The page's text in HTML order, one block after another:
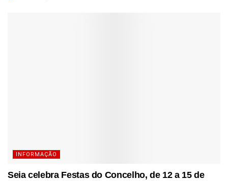
INFORMAÇÃO
Seia celebra Festas do Concelho, de 12 a 15 de